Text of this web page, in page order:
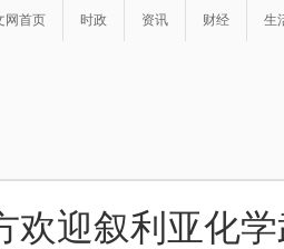
网首页 时政 资讯 财经 生
欢迎叙利亚化